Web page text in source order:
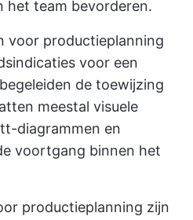
het team bevorderen.
voor productieplanning
voor een
de toewijzing
meestal visuele
diagrammen en
voortgang binnen het
productieplanning zijn